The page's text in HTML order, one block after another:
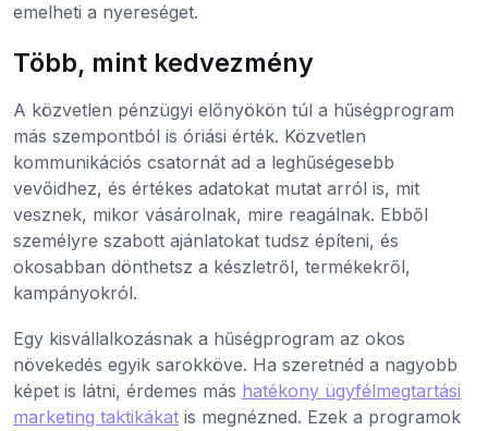
emelheti a nyereséget.
Több, mint kedvezmény
A közvetlen pénzügyi előnyökön túl a hűségprogram
más szempontból is óriási érték. Közvetlen
kommunikációs csatornát ad a leghűségesebb
vevőidhez, és értékes adatokat mutat arról is, mit
vesznek, mikor vásárolnak, mire reagálnak. Ebből
személyre szabott ajánlatokat tudsz építeni, és
okosabban dönthetsz a készletről, termékekről,
kampányokról.
Egy kisvállalkozásnak a hűségprogram az okos
növekedés egyik sarokköve. Ha szeretnéd a nagyobb
képet is látni, érdemes más hatékony ügyfélmegtartási
marketing taktikákat is megnézned. Ezek a programok